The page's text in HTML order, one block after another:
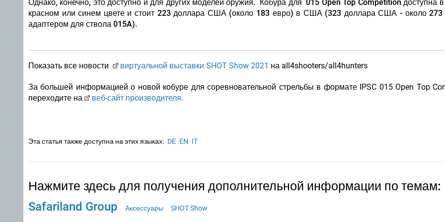
Однако, конечно, это доступно и для других моделей оружия. Кобура для 015 Open Top Competition доступна
красном или синем цвете и стоит 223 доллара США (около 183 евро) в США (323 доллара США - около 273
адаптером для ствола 015A).
Показать все новости виртуальной выставки SHOT Show 2021 на all4shooters/all4hunters
За большей информацией о новой кобуре для соревновательной стрельбы в формате IPSC 015 Open Top
переходите на
веб-сайт производителя.
Эта статья также доступна на этих языках: DE EN IT
Нажмите здесь для получения дополнительной информации по темам:
Safariland Group Аксессуары SHOT Show